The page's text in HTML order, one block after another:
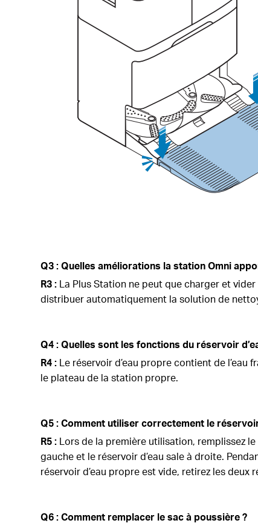
Q3 : Quelles améliorations la station Omni
R3 : La Plus Station ne peut que charger et
distribuer automatiquement la solution de
Q4 : Quelles sont les fonctions du réservoir
R4 : Le réservoir d’eau propre contient de
le plateau de la station propre.
Q5 : Comment utiliser correctement le
R5 : Lors de la première utilisation, remplissez le
gauche et le réservoir d’eau sale à droite.
réservoir d’eau propre est vide, retirez les deux
Q6 : Comment remplacer le sac à poussière ?